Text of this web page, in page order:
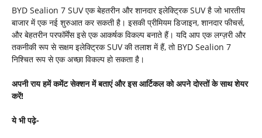
BYD Sealion 7 SUV एक बेहतरीन और शानदार इलेक्ट्रिक SUV है जो भारतीय
बाजार में एक नई शुरुआत कर सकती है। इसकी प्रीमियम डिजाइन, शानदार फीचर्स,
और बेहतरीन परफॉर्मेंस इसे एक आकर्षक विकल्प बनाते हैं। यदि आप एक लग्ज़री और
तकनीकी रूप से सक्षम इलेक्ट्रिक SUV की तलाश में हैं, तो BYD Sealion 7
निश्चित रूप से एक अच्छा विकल्प हो सकता है।
अपनी राय हमें कमेंट सेक्शन में बताएं और इस आर्टिकल को अपने दोस्तों के साथ शेयर
करें!
ये भी पढ़े-